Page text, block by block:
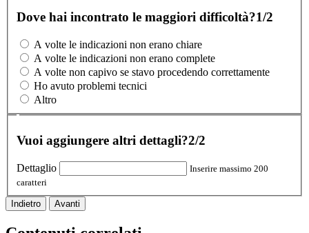
Dove hai incontrato le maggiori difficoltà?1/2
A volte le indicazioni non erano chiare
A volte le indicazioni non erano complete
A volte non capivo se stavo procedendo correttamente
Ho avuto problemi tecnici
Altro
Vuoi aggiungere altri dettagli?2/2
Dettaglio
Inserire massimo 200
caratteri
Indietro Avanti